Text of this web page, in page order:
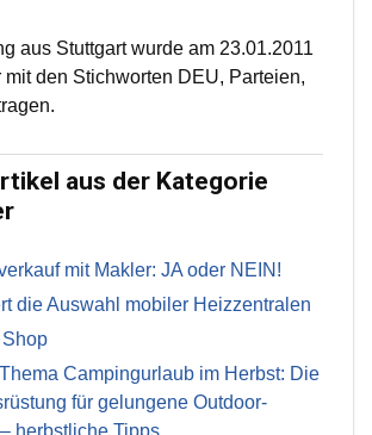
aus Stuttgart wurde am 23.01.2011
mit den Stichworten DEU, Parteien,
aus der Kategorie
mit Makler: JA oder NEIN!
die Auswahl mobiler Heizzentralen
Campingurlaub im Herbst: Die
für gelungene Outdoor-